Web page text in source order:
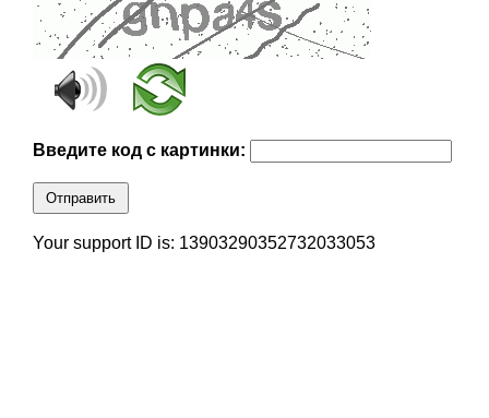
Введите код с картинки:
Отправить
Your support ID is: 13903290352732033053